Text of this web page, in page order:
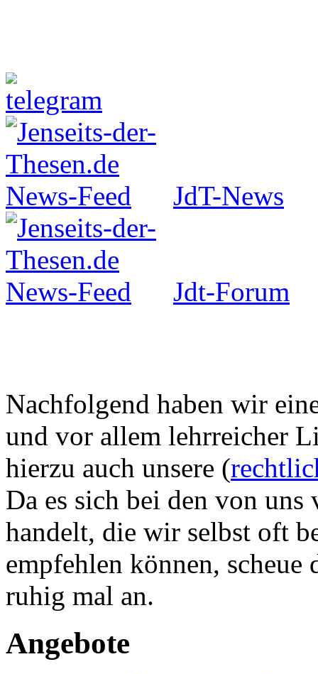
JdT-News
Jdt-Forum
Nachfolgend haben wir
und vor allem lehrreicher
hierzu auch unsere (
Da es sich bei den von
handelt, die wir selbst oft
empfehlen können,
ruhig mal an.
Angebote